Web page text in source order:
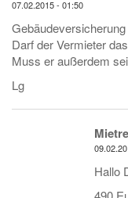
07.02.2015 - 01:50
Darf der Vermieter
Muss er außerdem
Lg
Hallo